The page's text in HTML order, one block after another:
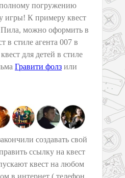
полному погружению
игры! К примеру квест
можно оформить в
в стиле агента 007 в
квест для детей в стиле
Гравити фолз или
создавать свой
ссылку на квест
квест на любом
в интернет ( телефон,